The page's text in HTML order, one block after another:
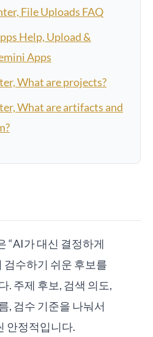
File Uploads FAQ
Help, Upload &
Apps
What are projects?
What are artifacts and
“AI가 대신 결정하게
검수하기 쉬운 후보를
. 주제 후보, 검색 의도,
, 검수 기준을 나눠서
안정적입니다.